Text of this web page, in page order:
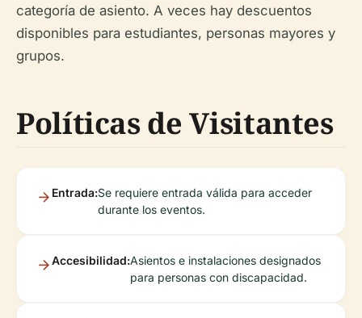
categoría de asiento. A veces hay descuentos
disponibles para estudiantes, personas mayores y
grupos.
Políticas de Visitantes
Entrada:Se requiere entrada válida para acceder
durante los eventos.
Accesibilidad:Asientos e instalaciones designados
para personas con discapacidad.